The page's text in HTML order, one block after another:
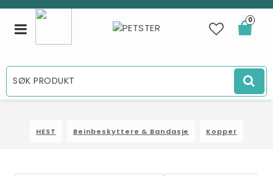
0
Toggle
navigation
HEST Beinbeskyttere & Bandasje Kopper